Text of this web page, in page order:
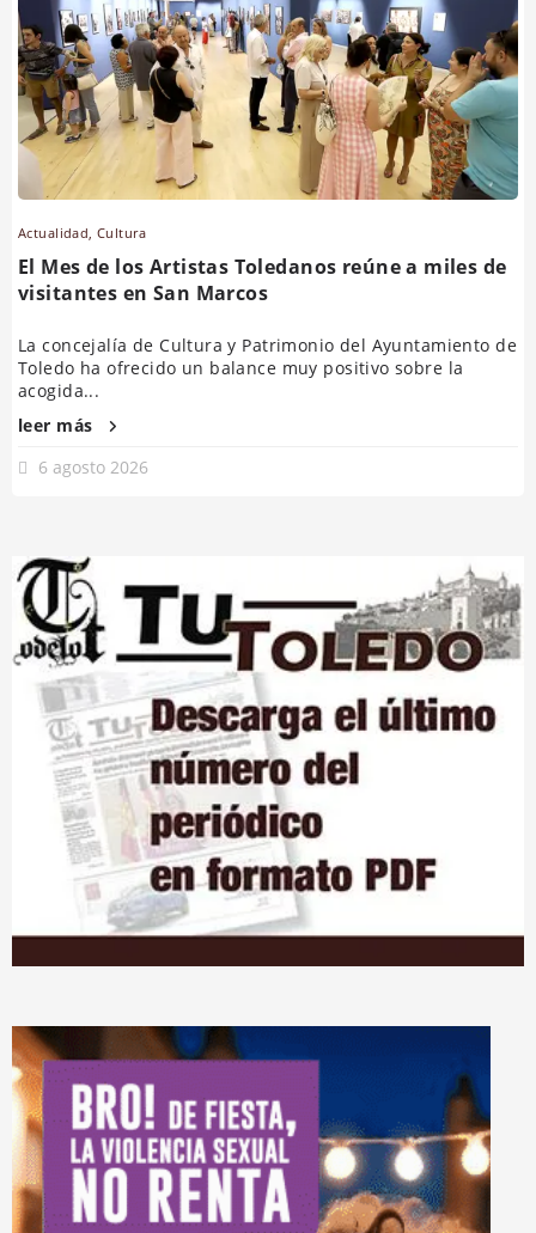
Actualidad,Cultura
El Mes de los Artistas Toledanos reúne a miles de
visitantes en San Marcos
La concejalía de Cultura y Patrimonio del Ayuntamiento de
Toledo ha ofrecido un balance muy positivo sobre la
acogida...
leer más
6 agosto 2026